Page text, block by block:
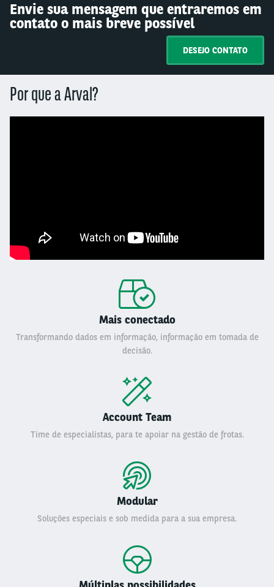
Envie sua mensagem que entraremos em
contato o mais breve possível
DESEJO CONTATO
Por que a Arval?
Mais conectado
Transformando dados em informação, informação em tomada de
decisão.
Account Team
Time de especialistas, para te apoiar na gestão de frotas.
Modular
Soluções especiais e sob medida para a sua empresa.